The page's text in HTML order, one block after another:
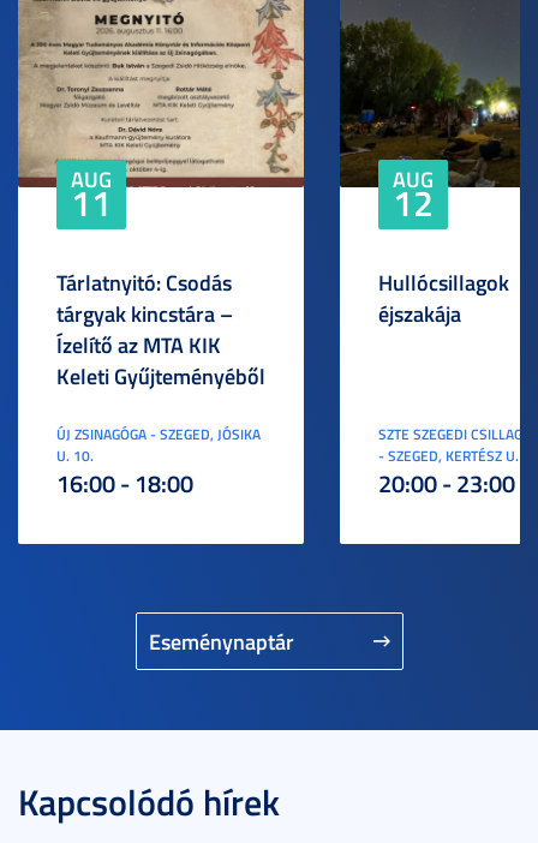
Eseménynaptár
AUG
11
Tárlatnyitó: Csodás
tárgyak kincstára –
Ízelítő az MTA KIK
Keleti Gyűjteményéből
ÚJ ZSINAGÓGA - SZEGED, JÓSIKA
U. 10.
16:00 - 18:00
AUG
12
Hullócsillagok
éjszakája
SZTE SZEGEDI
- SZEGED, KERTÉSZ U. 3.
20:00 - 23:00
Kapcsolódó hírek